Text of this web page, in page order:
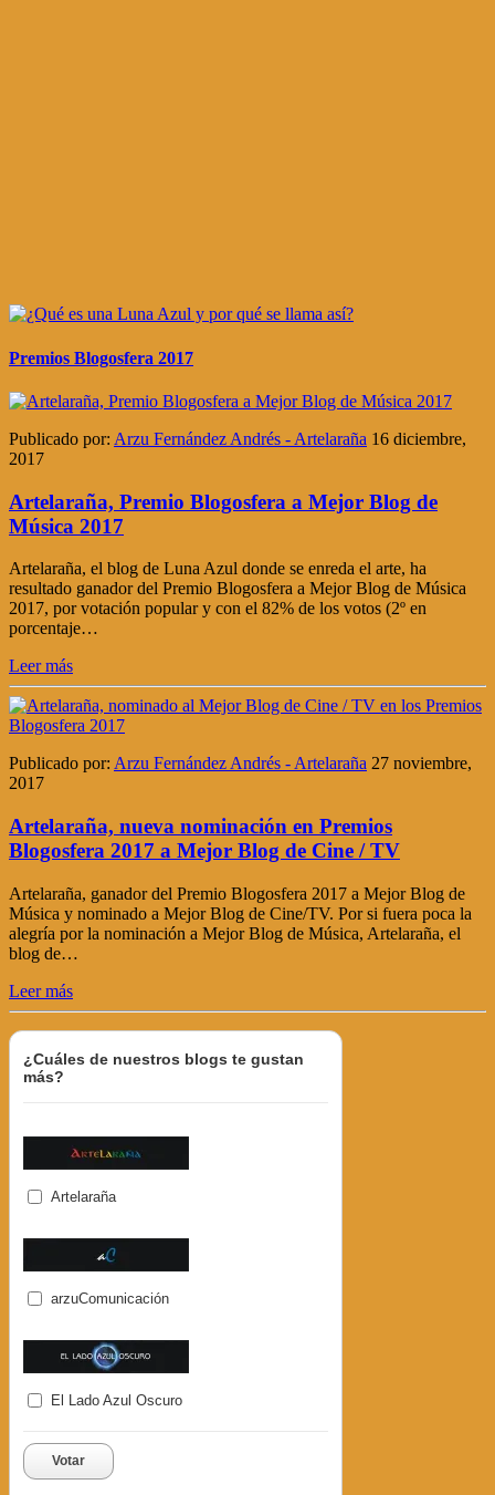
Premios Blogosfera 2017
Publicado por: Arzu Fernández Andrés - Artelaraña 16 diciembre,
2017
Artelaraña, Premio Blogosfera a Mejor Blog de
Música 2017
Artelaraña, el blog de Luna Azul donde se enreda el arte, ha
resultado ganador del Premio Blogosfera a Mejor Blog de Música
2017, por votación popular y con el 82% de los votos (2º en
porcentaje…
Leer más
Publicado por: Arzu Fernández Andrés - Artelaraña 27 noviembre,
2017
Artelaraña, nueva nominación en Premios
Blogosfera 2017 a Mejor Blog de Cine / TV
Artelaraña, ganador del Premio Blogosfera 2017 a Mejor Blog de
Música y nominado a Mejor Blog de Cine/TV. Por si fuera poca la
alegría por la nominación a Mejor Blog de Música, Artelaraña, el
blog de…
Leer más
¿Cuáles de nuestros blogs te gustan
más?
Artelaraña
arzuComunicación
El Lado Azul Oscuro
Votar